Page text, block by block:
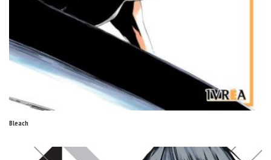
Bleach